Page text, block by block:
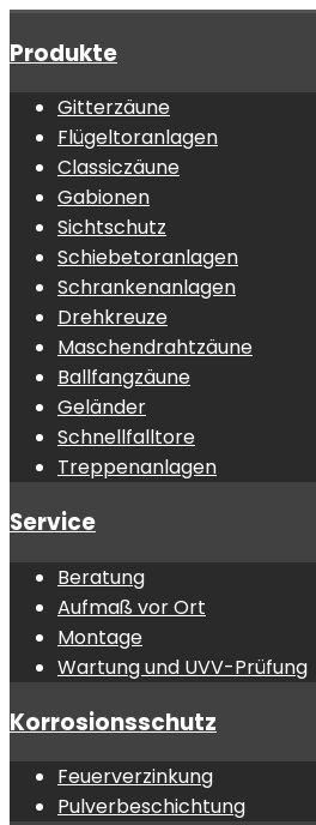
Produkte
Gitterzäune
Flügeltoranlagen
Classiczäune
Gabionen
Sichtschutz
Schiebetoranlagen
Schrankenanlagen
Drehkreuze
Maschendrahtzäune
Ballfangzäune
Geländer
Schnellfalltore
Treppenanlagen
Service
Beratung
Aufmaß vor Ort
Montage
Wartung und UVV-Prüfung
Korrosionsschutz
Feuerverzinkung
Pulverbeschichtung